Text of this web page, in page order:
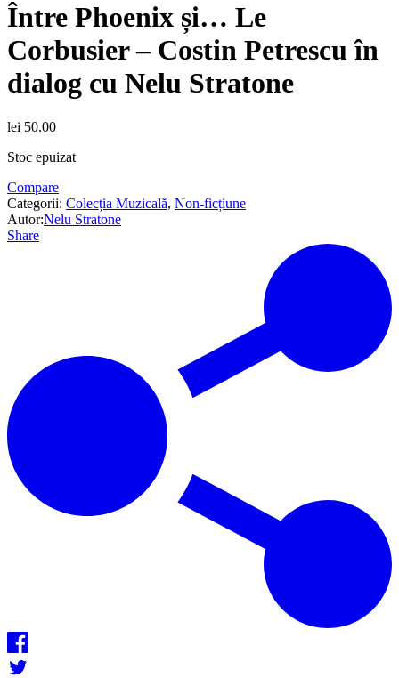
Între Phoenix și… Le
Corbusier – Costin Petrescu în
dialog cu Nelu Stratone
lei 50.00
Stoc epuizat
Compare
Categorii: Colecția Muzicală, Non-ficțiune
Autor:Nelu Stratone
Share